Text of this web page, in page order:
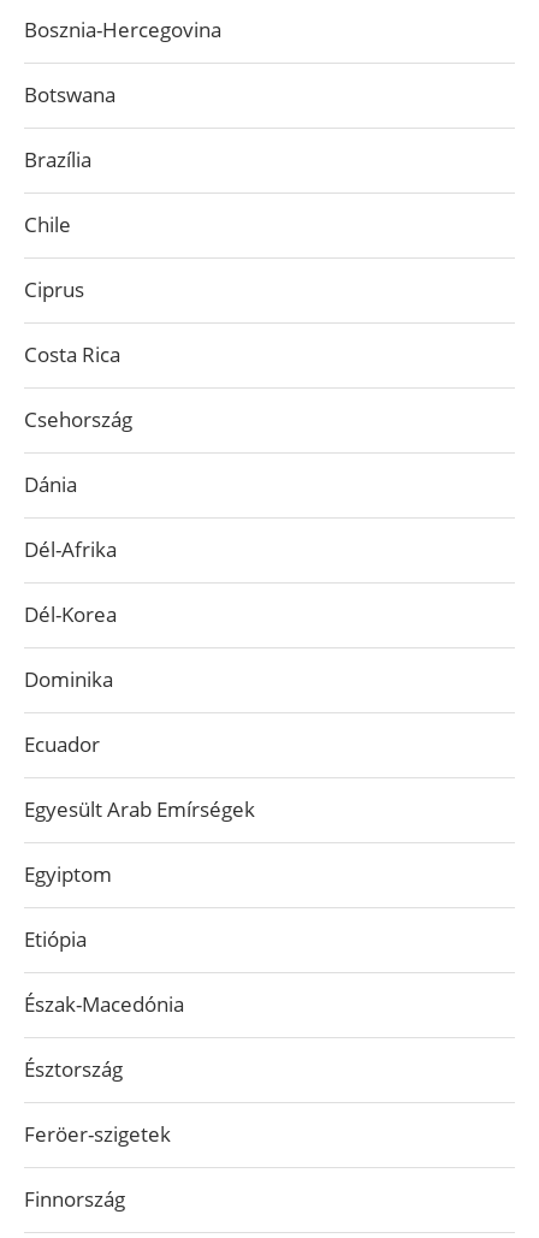
Bosznia-Hercegovina
Botswana
Brazília
Chile
Ciprus
Costa Rica
Csehország
Dánia
Dél-Afrika
Dél-Korea
Dominika
Ecuador
Egyesült Arab Emírségek
Egyiptom
Etiópia
Észak-Macedónia
Észtország
Feröer-szigetek
Finnország